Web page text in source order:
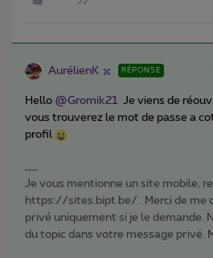
AurélienK RÉPONSE
Hello @Gromik21 Je viens de
vous trouverez le mot de passe a
profil
Je vous mentionne un site mobile,
https://sites.bipt.be/ . Merci de me
privé uniquement si je le demande.
du topic dans votre message privé.